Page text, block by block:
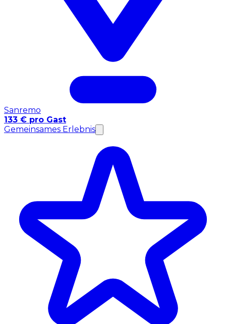
Sanremo
133 € pro Gast
Gemeinsames Erlebnis